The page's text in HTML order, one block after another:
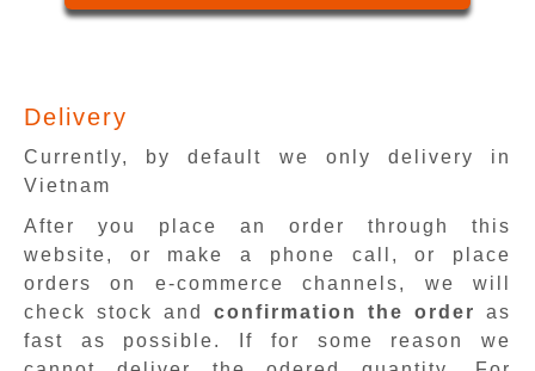
Delivery
Currently, by default we only delivery in
Vietnam
After you place an order through this
website, or make a phone call, or place
orders on e-commerce channels, we will
check stock and confirmation the order
as
fast as possible. If for some reason we